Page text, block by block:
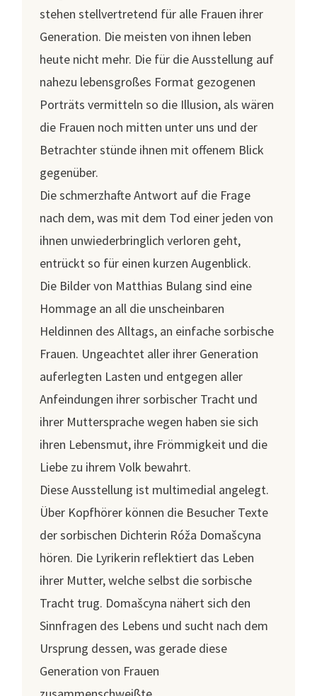
stehen stellvertretend für alle Frauen ihrer
Generation. Die meisten von ihnen leben
heute nicht mehr. Die für die Ausstellung auf
nahezu lebensgroßes Format gezogenen
Porträts vermitteln so die Illusion, als wären
die Frauen noch mitten unter uns und der
Betrachter stünde ihnen mit offenem Blick
gegenüber.
Die schmerzhafte Antwort auf die Frage
nach dem, was mit dem Tod einer jeden von
ihnen unwiederbringlich verloren geht,
entrückt so für einen kurzen Augenblick.
Die Bilder von Matthias Bulang sind eine
Hommage an all die unscheinbaren
Heldinnen des Alltags, an einfache sorbische
Frauen. Ungeachtet aller ihrer Generation
auferlegten Lasten und entgegen aller
Anfeindungen ihrer sorbischer Tracht und
ihrer Muttersprache wegen haben sie sich
ihren Lebensmut, ihre Frömmigkeit und die
Liebe zu ihrem Volk bewahrt.
Diese Ausstellung ist multimedial angelegt.
Über Kopfhörer können die Besucher Texte
der sorbischen Dichterin Róža Domašcyna
hören. Die Lyrikerin reflektiert das Leben
ihrer Mutter, welche selbst die sorbische
Tracht trug. Domašcyna nähert sich den
Sinnfragen des Lebens und sucht nach dem
Ursprung dessen, was gerade diese
Generation von Frauen